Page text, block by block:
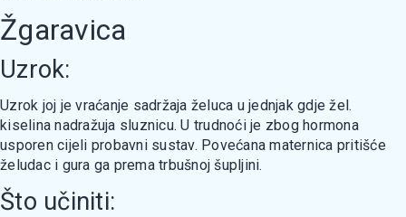
Žgaravica
Uzrok:
Uzrok joj je vraćanje sadržaja želuca u jednjak gdje žel.
kiselina nadražuja sluznicu. U trudnoći je zbog hormona
usporen cijeli probavni sustav. Povećana maternica pritišće
želudac i gura ga prema trbušnoj šupljini.
Što učiniti: